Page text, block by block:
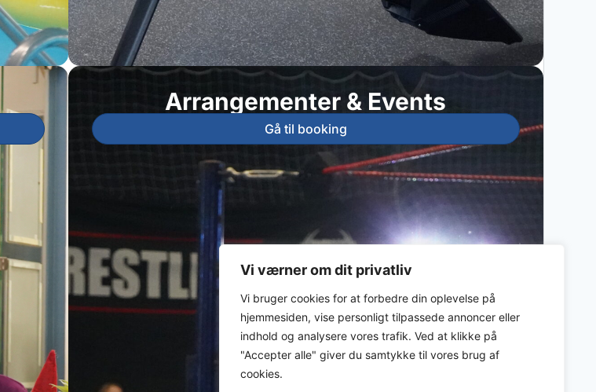
Vi værner om dit privatliv
Vi bruger cookies for at forbedre din oplevelse på
hjemmesiden, vise personligt tilpassede annoncer eller
indhold og analysere vores trafik. Ved at klikke på
"Accepter alle" giver du samtykke til vores brug af
cookies.
Arrangementer & Events
Gå til booking